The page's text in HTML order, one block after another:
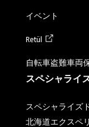
イベント
Retül
自転車盗難車両
スペシャライ
スペシャライズ
北海道エクスペ